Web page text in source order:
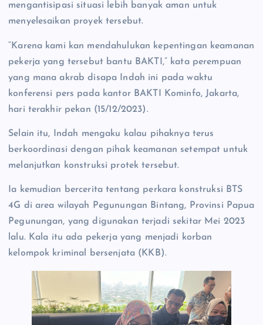
mengantisipasi situasi lebih banyak aman untuk
menyelesaikan proyek tersebut.
“Karena kami kan mendahulukan kepentingan keamanan
pekerja yang tersebut bantu BAKTI,” kata perempuan
yang mana akrab disapa Indah ini pada waktu
konferensi pers pada kantor BAKTI Kominfo, Jakarta,
hari terakhir pekan (15/12/2023).
Selain itu, Indah mengaku kalau pihaknya terus
berkoordinasi dengan pihak keamanan setempat untuk
melanjutkan konstruksi protek tersebut.
Ia kemudian bercerita tentang perkara konstruksi BTS
4G di area wilayah Pegunungan Bintang, Provinsi Papua
Pegunungan, yang digunakan terjadi sekitar Mei 2023
lalu. Kala itu ada pekerja yang menjadi korban
kelompok kriminal bersenjata (KKB).